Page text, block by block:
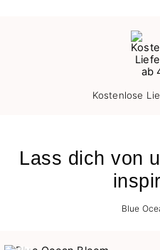
Kostenlose
Lass dich von
Blue